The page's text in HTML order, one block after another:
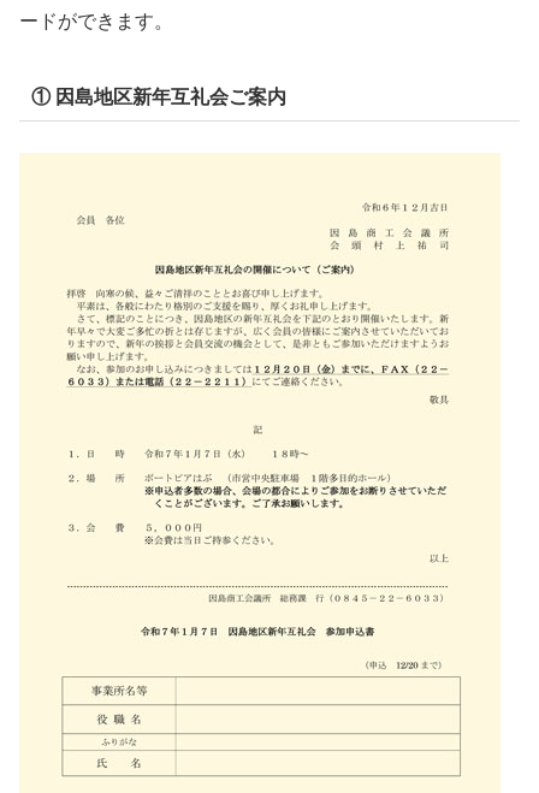
ードができます。
① 因島地区新年互礼会ご案内